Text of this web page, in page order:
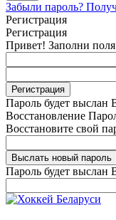
Забыли пароль?
Регистрация
Регистрация
Привет! Заполни
Пароль будет выслан
Восстановление
Восстановите свой
Пароль будет выслан